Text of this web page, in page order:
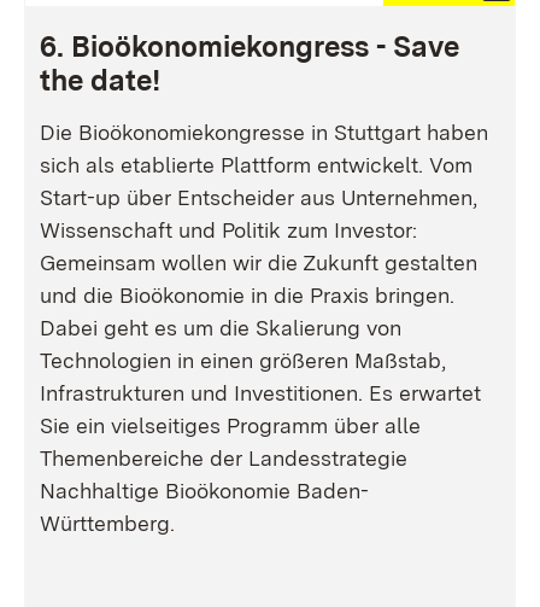
6. Bioökonomiekongress - Save
the date!
Die Bioökonomiekongresse in Stuttgart haben
sich als etablierte Plattform entwickelt. Vom
Start-up über Entscheider aus Unternehmen,
Wissenschaft und Politik zum Investor:
Gemeinsam wollen wir die Zukunft gestalten
und die Bioökonomie in die Praxis bringen.
Dabei geht es um die Skalierung von
Technologien in einen größeren Maßstab,
Infrastrukturen und Investitionen. Es erwartet
Sie ein vielseitiges Programm über alle
Themenbereiche der Landesstrategie
Nachhaltige Bioökonomie Baden-
Württemberg.